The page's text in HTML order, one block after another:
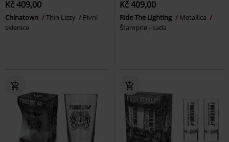
Kč 409,00
Chinatown Thin Lizzy
Pivní
sklenice
Kč 409,00
Ride The Lighting
Metallica
Štamprle - sada